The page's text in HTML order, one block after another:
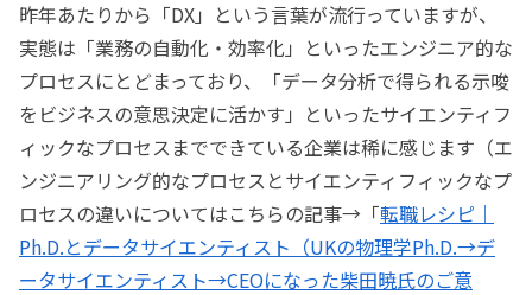
昨年あたりから「DX」という言葉が流行っていますが、
実態は「業務の自動化・効率化」といったエンジニア的な
プロセスにとどまっており、「データ分析で得られる示唆
をビジネスの意思決定に活かす」といったサイエンティフ
ィックなプロセスまでできている企業は稀に感じます（エ
ンジニアリング的なプロセスとサイエンティフィックなプ
ロセスの違いについてはこちらの記事→「転職レシピ｜
Ph.D.とデータサイエンティスト（UKの物理学Ph.D.→デ
ータサイエンティスト→CEOになった柴田暁氏のご意